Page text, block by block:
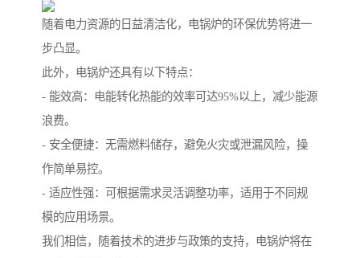
随着电力资源的日益清洁化，电锅炉的环保优势将进一
步凸显。
此外，电锅炉还具有以下特点：
- 能效高：电能转化热能的效率可达95%以上，减少能源
浪费。
- 安全便捷：无需燃料储存，避免火灾或泄漏风险，操
作简单易控。
- 适应性强：可根据需求灵活调整功率，适用于不同规
模的应用场景。
我们相信，随着技术的进步与政策的支持，电锅炉将在